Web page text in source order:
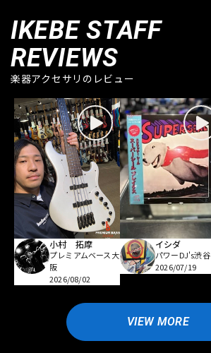
IKEBE STAFF
REVIEWS
楽器アクセサリのレビュー
小村 拓摩
プレミアムベース大
阪
2026/08/02
イシダ
パワーDJ's渋谷
2026/07/19
VIEW MORE